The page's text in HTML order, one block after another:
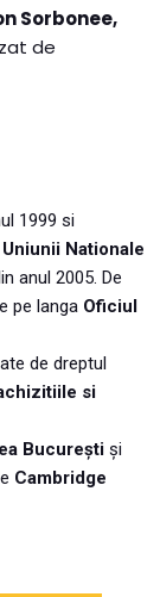
Sorbonee,
de
1999 si
Uniunii Nationale
anul 2005. De
pe langa Oficiul
de dreptul
si
București și
Cambridge